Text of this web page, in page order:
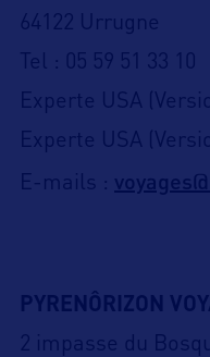
64122 Urrugne
Tel : 05 59 51 33 10
Experte USA
Experte USA
E-mails :
PYRENÔRIZON
2 impasse du